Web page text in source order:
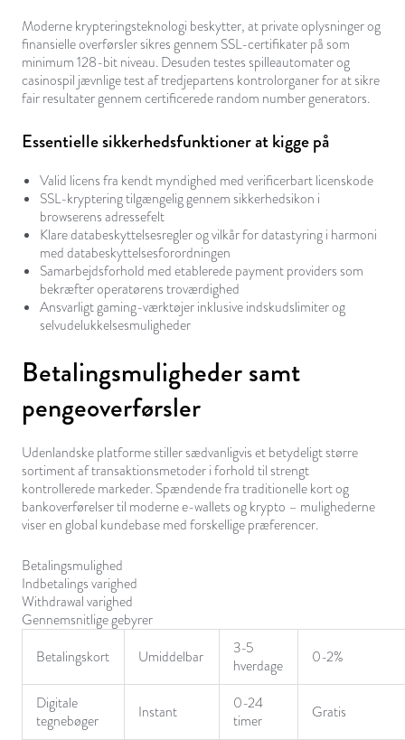
Moderne krypteringsteknologi beskytter, at private oplysninger og
finansielle overførsler sikres gennem SSL-certifikater på som
minimum 128-bit niveau. Desuden testes spilleautomater og
casinospil jævnlige test af tredjepartens kontrolorganer for at sikre
fair resultater gennem certificerede random number generators.
Essentielle sikkerhedsfunktioner at kigge på
Valid licens fra kendt myndighed med verificerbart licenskode
SSL-kryptering tilgængelig gennem sikkerhedsikon i
browserens adressefelt
Klare databeskyttelsesregler og vilkår for datastyring i harmoni
med databeskyttelsesforordningen
Samarbejdsforhold med etablerede payment providers som
bekræfter operatørens troværdighed
Ansvarligt gaming-værktøjer inklusive indskudslimiter og
selvudelukkelsesmuligheder
Betalingsmuligheder samt
pengeoverførsler
Udenlandske platforme stiller sædvanligvis et betydeligt større
sortiment af transaktionsmetoder i forhold til strengt
kontrollerede markeder. Spændende fra traditionelle kort og
bankoverførelser til moderne e-wallets og krypto – mulighederne
viser en global kundebase med forskellige præferencer.
Betalingsmulighed
Indbetalings varighed
Withdrawal varighed
Gennemsnitlige gebyrer
Betalingskort
Umiddelbar
3-5
hverdage
0-2%
Digitale
tegnebøger
Instant
0-24
timer
Gratis